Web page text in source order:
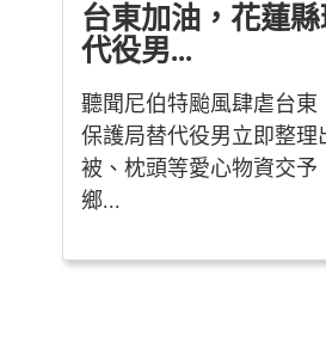
台東加油，花蓮
代役男...
聽聞尼伯特颱風肆虐台東
保護局替代役男立即整理
被、枕頭等愛心物資交予
鄉...